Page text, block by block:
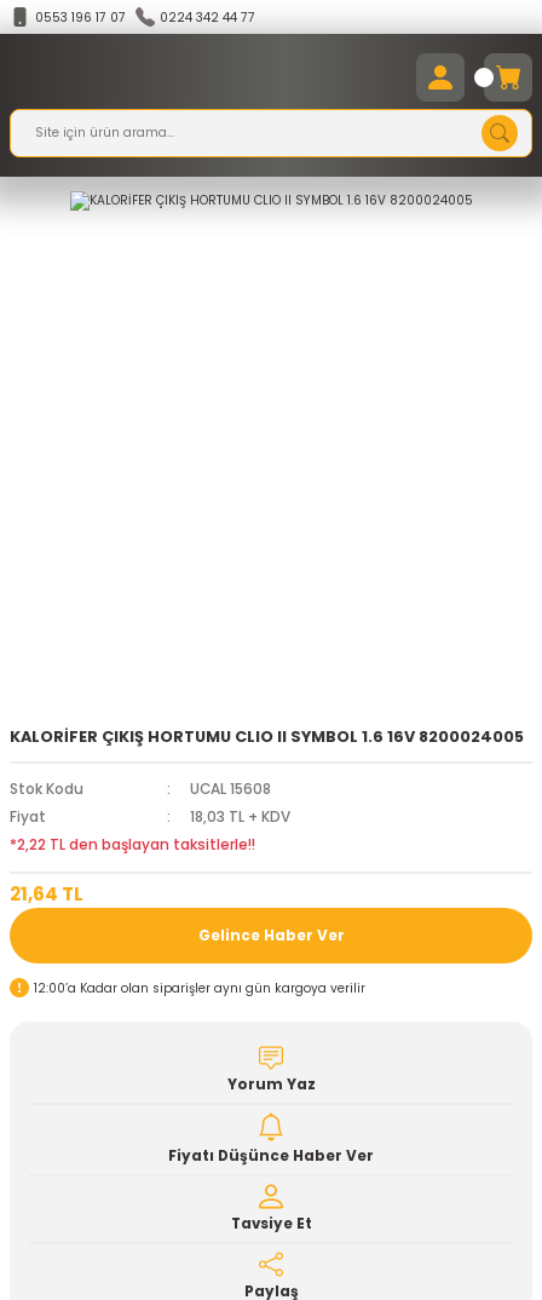
0553 196 17 07 0224 342 44 77
KALORİFER ÇIKIŞ HORTUMU CLIO II SYMBOL 1.6 16V 8200024005
Stok Kodu
UCAL 15608
Fiyat
18,03 TL + KDV
*2,22 TL den başlayan taksitlerle!!
21,64 TL
Gelince Haber Ver
12:00’a Kadar olan siparişler aynı gün kargoya verilir
Yorum Yaz
Fiyatı Düşünce Haber Ver
Tavsiye Et
Paylaş